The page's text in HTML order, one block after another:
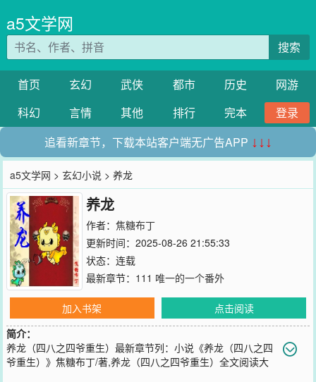
a5文学网
搜索
首页 玄幻 武侠 都市 历史
网游
科幻
言情 其他 排行 完本
登录
追看新章节，下载本站客户端无广告APP ↓↓↓
a5文学网 >玄幻小说 > 养龙
养龙
作者： 焦糖布丁
更新时间：2025-08-26 21:55:33
状态：连载
最新章节： 111 唯一的一个番外
加入书架
点击阅读
简介：
养龙（四八之四爷重生）最新章节列：小说《养龙（四八之四
爷重生）》焦糖布丁/著,养龙（四八之四爷重生）全文阅读大